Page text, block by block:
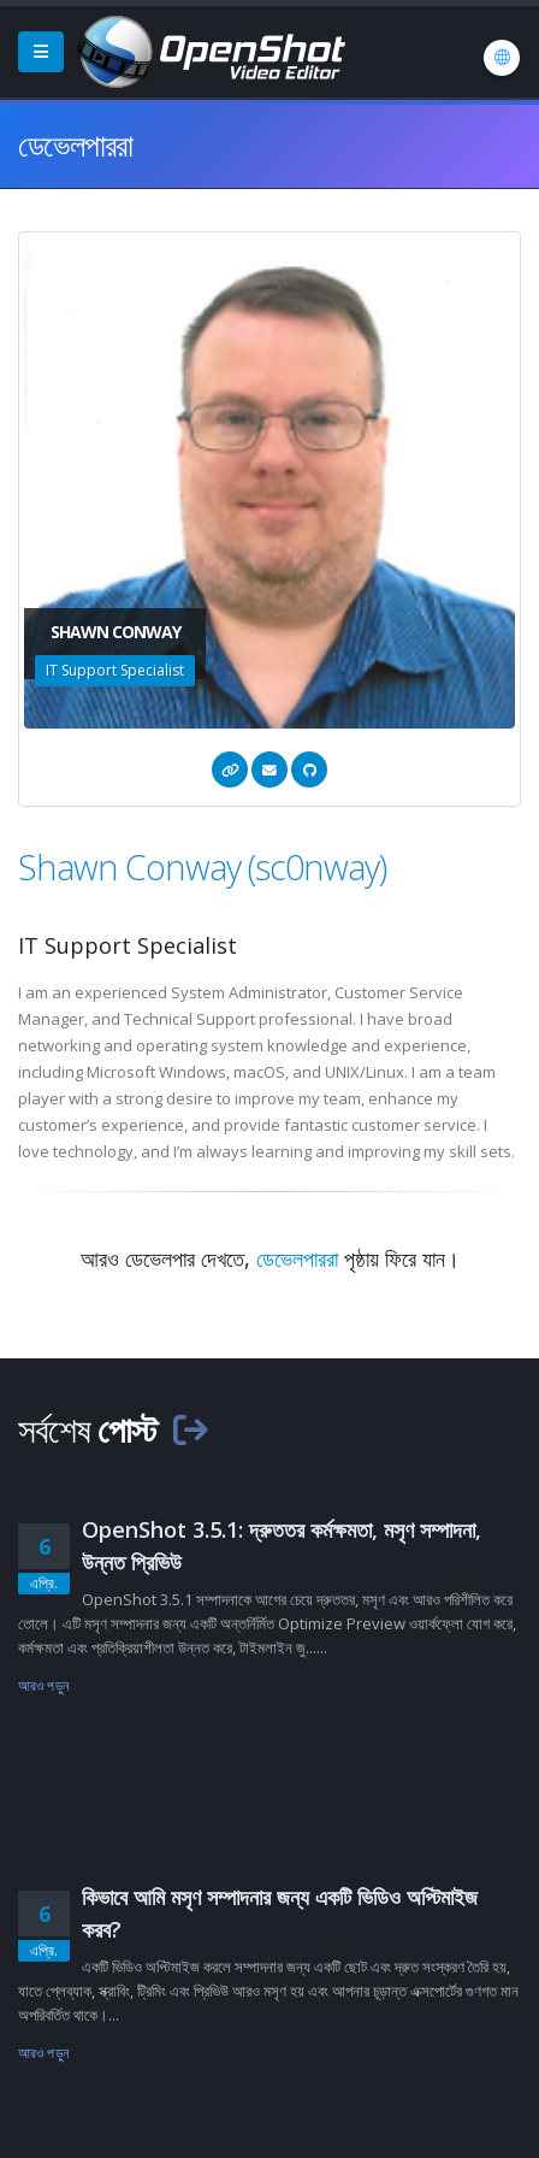
ডেভেলপাররা
SHAWN CONWAY
IT Support Specialist
Shawn Conway (sc0nway)
IT Support Specialist
I am an experienced System Administrator, Customer Service
Manager, and Technical Support professional. I have broad
networking and operating system knowledge and experience,
including Microsoft Windows, macOS, and UNIX/Linux. I am a team
player with a strong desire to improve my team, enhance my
customer’s experience, and provide fantastic customer service. I
love technology, and I’m always learning and improving my skill sets.
আরও ডেভেলপার দেখতে, ডেভেলপাররাপৃষ্ঠায় ফিরে যান।
সর্বশেষপোস্ট
6
এপ্রি.
OpenShot 3.5.1: দ্রুততর কর্মক্ষমতা, মসৃণ সম্পাদনা,
উন্নত প্রিভিউ
OpenShot 3.5.1 সম্পাদনাকে আগের চেয়ে দ্রুততর, মসৃণ এবং আরও পরিশীলিত করে
তোলে। এটি মসৃণ সম্পাদনার জন্য একটি অন্তর্নির্মিত Optimize Preview ওয়ার্কফ্লো যোগ করে,
কর্মক্ষমতা এবং প্রতিক্রিয়াশীলতা উন্নত করে, টাইমলাইন জু......
আরও পড়ুন
6
এপ্রি.
কিভাবে আমি মসৃণ সম্পাদনার জন্য একটি ভিডিও অপ্টিমাইজ
করব?
একটি ভিডিও অপ্টিমাইজ করলে সম্পাদনার জন্য একটি ছোট এবং দ্রুত সংস্করণ তৈরি হয়,
যাতে প্লেব্যাক, স্ক্রাবিং, ট্রিমিং এবং প্রিভিউ আরও মসৃণ হয় এবং আপনার চূড়ান্ত এক্সপোর্টের গুণগত মান
অপরিবর্তিত থাকে।...
আরও পড়ুন